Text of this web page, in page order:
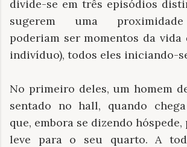
divide-se em três episódios
sugerem uma
poderiam ser momentos da vida
indivíduo), todos eles iniciando-
No primeiro deles, um homem
sentado no hall, quando
que, embora se dizendo hóspede,
leve para o seu quarto. A